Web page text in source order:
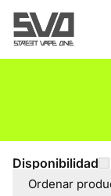
Disponibilidad